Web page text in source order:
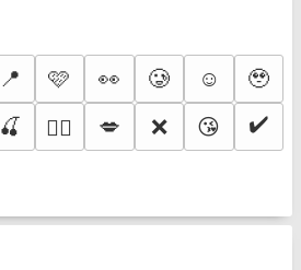
📍 🩷 👀 🥲 ☺️
🥹
🍒 ❤️‍🔥 💋 ❌ 😘 ✔️